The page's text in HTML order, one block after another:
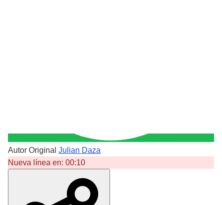
Autor Original Julian Daza
Nueva línea en: 00:10